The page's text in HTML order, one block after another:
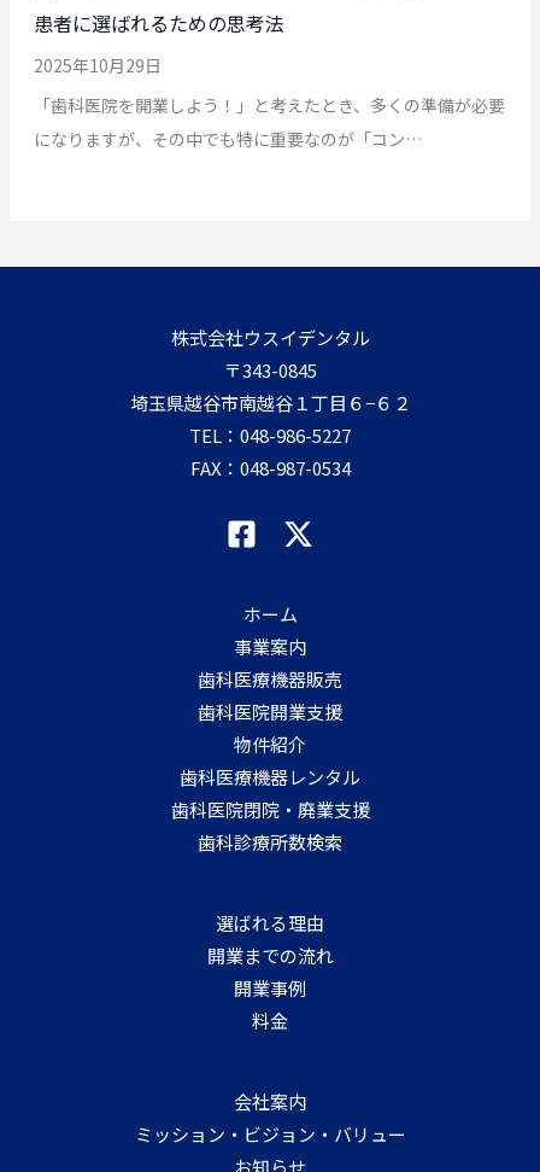
患者に選ばれるための思考法
2025年10月29日
「歯科医院を開業しよう！」と考えたとき、多くの準備が必要
になりますが、その中でも特に重要なのが「コン…
株式会社ウスイデンタル
〒343-0845
埼玉県越谷市南越谷１丁目６−６２
TEL： 048-986-5227
FAX：048-987-0534
ホーム
事業案内
歯科医療機器販売
歯科医院開業支援
物件紹介
歯科医療機器レンタル
歯科医院閉院・廃業支援
歯科診療所数検索
選ばれる理由
開業までの流れ
開業事例
料金
会社案内
ミッション・ビジョン・バリュー
お知らせ